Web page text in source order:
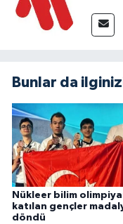
Bunlar da
Nükleer bilim
katılan gençler
döndü